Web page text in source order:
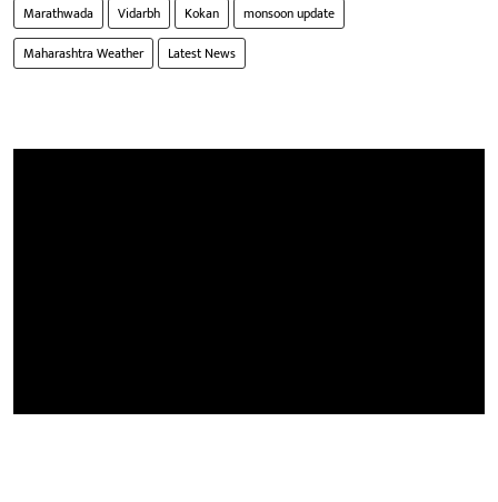
Marathwada
Vidarbh Kokan
monsoon update
Maharashtra Weather
Latest News